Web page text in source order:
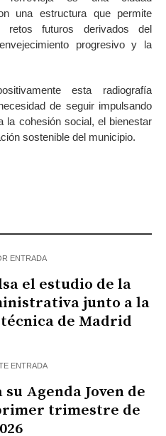
una estructura que permite
retos futuros derivados del
progresivo y la
esta radiografía
de seguir impulsando
la cohesión social, el bienestar
sostenible del municipio.
ENTRADA
el estudio de la
junto a la
de Madrid
ENTRADA
Agenda Joven de
trimestre de